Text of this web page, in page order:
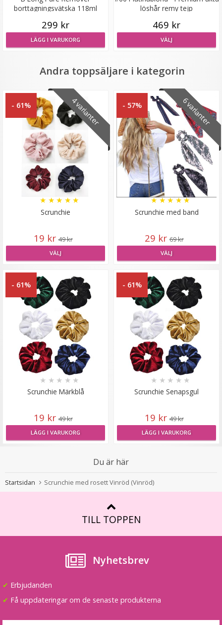
★ ★ ★★
Diadem med fläta Svart
★ ★
borttagningsvätska 118ml
299 kr
LÄGG I VARUKORG
löshår remy tejp
469 kr
VÄLJ
Andra toppsäljare i kategorin
4 varianter
- 61%
Scrunchie
★ ★ ★ ★ ★
19 kr 49 kr
VÄLJ
6 varianter
- 57%
Scrunchie med band
★★★★★
29 kr 69 kr
VÄLJ
- 61%
Scrunchie Märkblå
★ ★ ★ ★ ★
19 kr 49 kr
LÄGG I VARUKORG
- 61%
Scrunchie Senapsgul
★ ★ ★ ★ ★
19 kr 49 kr
LÄGG I VARUKORG
Du är här
Startsidan Scrunchie med rosett Vinröd (Vinröd)
TILL TOPPEN
Nyhetsbrev
✔ Erbjudanden
✔ Få uppdateringar om de senaste produkterna